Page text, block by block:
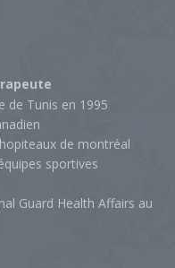
de Tunis en 1995
de montréal
sportives
Guard Health Affairs au